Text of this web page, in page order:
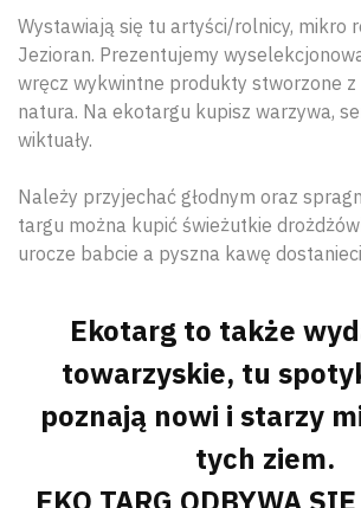
Wystawiają się tu artyści/rolnicy, mikro
Jezioran. Prezentujemy
wręcz wykwintne produkty stworzone z
natura. Na ekotargu kupisz warzywa,
wiktuały.
Należy przyjechać głodnym oraz
targu można kupić świeżutkie
urocze babcie a pyszna kawę
Ekotarg to także
towarzyskie, tu
poznają nowi i starzy
tych ziem.